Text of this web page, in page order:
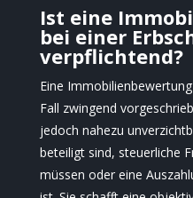
Ist eine
bei einer
verpflichtend?
Eine
Fall zwingend
jedoch nahezu
beteiligt sind, steuerliche
müssen oder eine